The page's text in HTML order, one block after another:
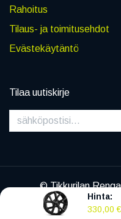
Hinta:
330,00 €
Rahoitus
Tilaus- ja toimitusehdot
Evästekäytäntö
Tilaa uutiskirje
© Tikkurilan
|